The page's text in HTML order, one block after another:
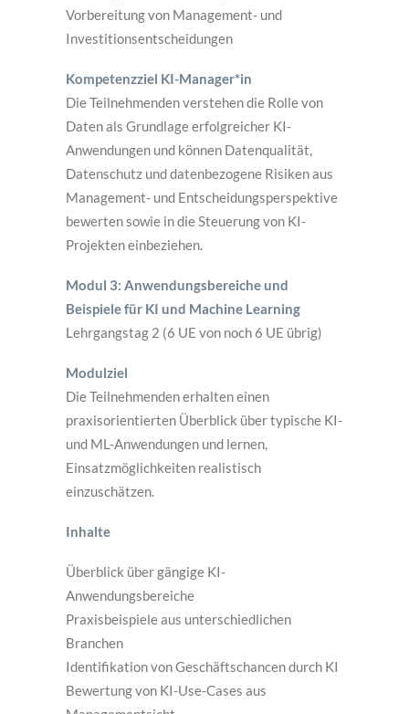
Vorbereitung von Management- und
Investitionsentscheidungen
Kompetenzziel KI-Manager*in
Die Teilnehmenden verstehen die Rolle von
Daten als Grundlage erfolgreicher KI-
Anwendungen und können Datenqualität,
Datenschutz und datenbezogene Risiken aus
Management- und Entscheidungsperspektive
bewerten sowie in die Steuerung von KI-
Projekten einbeziehen.
Modul 3: Anwendungsbereiche und
Beispiele für KI und Machine Learning
Lehrgangstag 2 (6 UE von noch 6 UE übrig)
Modulziel
Die Teilnehmenden erhalten einen
praxisorientierten Überblick über typische KI-
und ML-Anwendungen und lernen,
Einsatzmöglichkeiten realistisch
einzuschätzen.
Inhalte
Überblick über gängige KI-
Anwendungsbereiche
Praxisbeispiele aus unterschiedlichen
Branchen
Identifikation von Geschäftschancen durch KI
Bewertung von KI-Use-Cases aus